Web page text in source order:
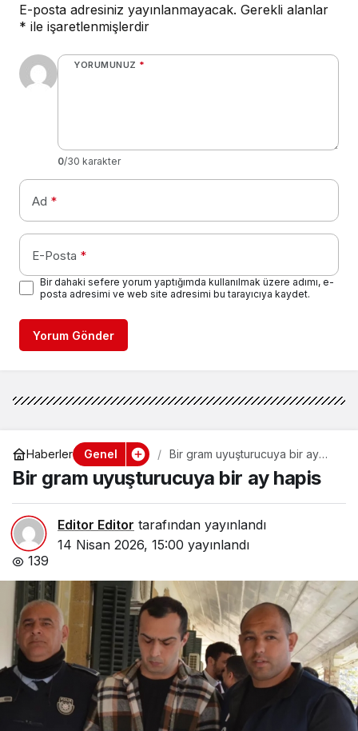
E-posta adresiniz yayınlanmayacak. Gerekli alanlar
* ile işaretlenmişlerdir
YORUMUNUZ *
0/30 karakter
Ad *
E-Posta *
Bir dahaki sefere yorum yaptığımda kullanılmak üzere adımı, e-
posta adresimi ve web site adresimi bu tarayıcıya kaydet.
Yorum Gönder
Haberler Genel
Bir gram uyuşturucuya bir ay
Bir gram uyuşturucuya bir ay hapis
Editor Editor tarafından yayınlandı
14 Nisan 2026, 15:00 yayınlandı
139